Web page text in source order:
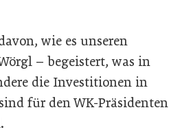
wie es unseren
– begeistert, was in
die Investitionen in
für den WK-Präsidenten